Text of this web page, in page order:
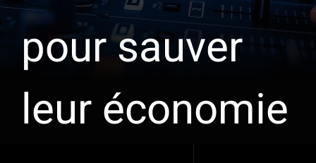
pour sauver
leur économie